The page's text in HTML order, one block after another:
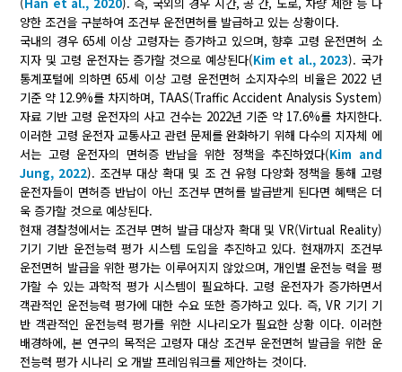
(Han et al., 2020). 즉, 국외의 경우 시간, 공 간, 도로, 차량 제한 등 다
양한 조건을 구분하여 조건부 운전면허를 발급하고 있는 상황이다.
국내의 경우 65세 이상 고령자는 증가하고 있으며, 향후 고령 운전면허 소
지자 및 고령 운전자는 증가할 것으로 예상된다(Kim et al., 2023). 국가
통계포털에 의하면 65세 이상 고령 운전면허 소지자수의 비율은 2022 년
기준 약 12.9%를 차지하며, TAAS(Traffic Accident Analysis System)
자료 기반 고령 운전자의 사고 건수는 2022년 기준 약 17.6%를 차지한다.
이러한 고령 운전자 교통사고 관련 문제를 완화하기 위해 다수의 지자체 에
서는 고령 운전자의 면허증 반납을 위한 정책을 추진하였다(Kim and
Jung, 2022). 조건부 대상 확대 및 조 건 유형 다양화 정책을 통해 고령
운전자들이 면허증 반납이 아닌 조건부 면허를 발급받게 된다면 혜택은 더
욱 증가할 것으로 예상된다.
현재 경찰청에서는 조건부 면허 발급 대상자 확대 및 VR(Virtual Reality)
기기 기반 운전능력 평가 시스템 도입을 추진하고 있다. 현재까지 조건부
운전면허 발급을 위한 평가는 이루어지지 않았으며, 개인별 운전능 력을 평
가할 수 있는 과학적 평가 시스템이 필요하다. 고령 운전자가 증가하면서
객관적인 운전능력 평가에 대한 수요 또한 증가하고 있다. 즉, VR 기기 기
반 객관적인 운전능력 평가를 위한 시나리오가 필요한 상황 이다. 이러한
배경하에, 본 연구의 목적은 고령자 대상 조건부 운전면허 발급을 위한 운
전능력 평가 시나리 오 개발 프레임워크를 제안하는 것이다.